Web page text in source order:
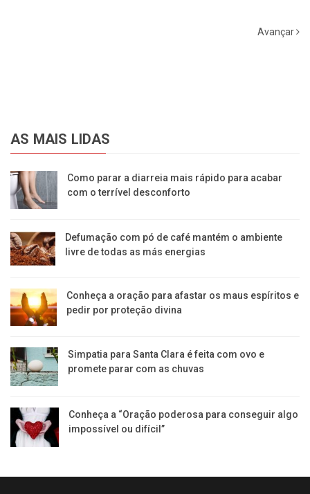
Avançar
AS MAIS LIDAS
Como parar a diarreia mais rápido para acabar
com o terrível desconforto
Defumação com pó de café mantém o ambiente
livre de todas as más energias
Conheça a oração para afastar os maus espíritos e
pedir por proteção divina
Simpatia para Santa Clara é feita com ovo e
promete parar com as chuvas
Conheça a “Oração poderosa para conseguir algo
impossível ou difícil”